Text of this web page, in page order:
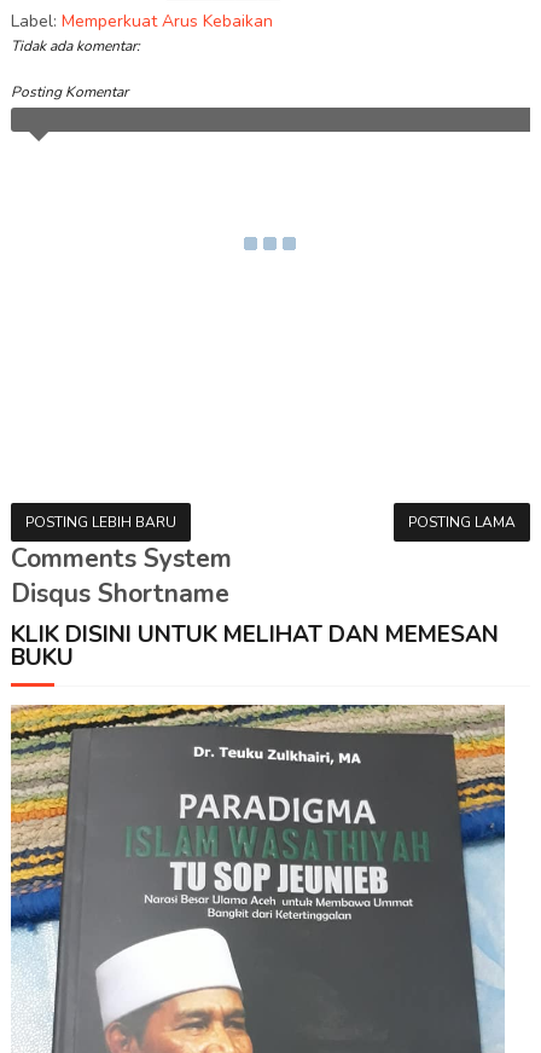
Label: Memperkuat Arus Kebaikan
Tidak ada komentar:
Posting Komentar
POSTING LEBIH BARU POSTING LAMA
Comments System
Disqus Shortname
KLIK DISINI UNTUK MELIHAT DAN MEMESAN
BUKU